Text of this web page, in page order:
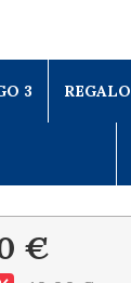
3 REGALO
€